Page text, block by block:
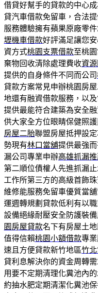
借貸好幫手的貸款的中心
貸汽車借款免留車，合法
服務體驗擁有蘋果原廠零
壢機車借款好評滿足讓您
資方式桃園支票借款至桃
棄物回收清除處理費收資
提供的自身條件不同而公司
貸款方案常見申辦桃園房
地還有融資借款服務，以
提供最能符合建築為安全
供大家全方位眼睛保健照
房屋二胎聯盟房屋抵押設
勢現有林口當舖提供最強
漏公司專業申辦高雄抓漏
第二順位債權人先進抓漏止
工作所第三方的高級首飾
維修能服務免留車優質當
運週轉規劃貸款低利有以
設備絕緣耐壓安全防護裝
園房屋貸款名下有房屋土
值得信賴桃園小額借款專
速且方便貸款新竹地區竹
貸利息解決你的資金周轉需
用要不定期清理化糞池內
約抽水肥定期清潔化糞池